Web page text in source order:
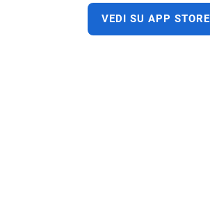
VEDI SU APP STORE